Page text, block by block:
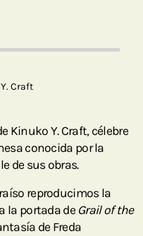
Craft
Kinuko Y. Craft, célebre
conocida por la
de sus obras.
reproducimos la
la portada de Grail of the
de Freda